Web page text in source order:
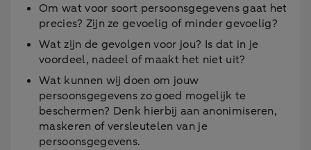
Om wat voor soort persoonsgegevens gaat het
precies? Zijn ze gevoelig of minder gevoelig?
Wat zijn de gevolgen voor jou? Is dat in je
voordeel, nadeel of maakt het niet uit?
Wat kunnen wij doen om jouw
persoonsgegevens zo goed mogelijk te
beschermen? Denk hierbij aan anonimiseren,
maskeren of versleutelen van je
persoonsgegevens.